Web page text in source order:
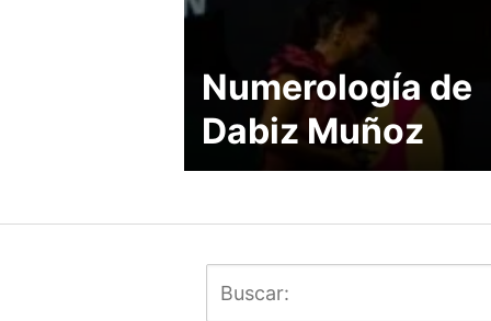
Numerología de
Dabiz Muñoz